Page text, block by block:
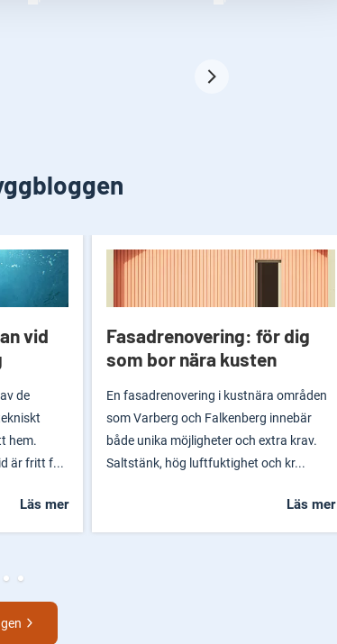
vid
de
hem.
är fritt f...
Läs mer
Fasadrenovering: för dig
som bor nära kusten
En fasadrenovering i kustnära områden
som Varberg och Falkenberg innebär
både unika möjligheter och extra krav.
Saltstänk, hög luftfuktighet och kr...
Läs mer